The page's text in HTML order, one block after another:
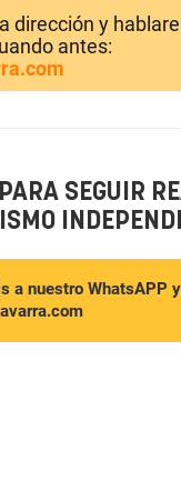
dirección y
antes:
SEGUIR
a nuestro WhatsAPP